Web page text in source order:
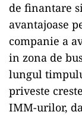
de finantare
avantajoase
companie a
in zona de
lungul
priveste
IMM-urilor,